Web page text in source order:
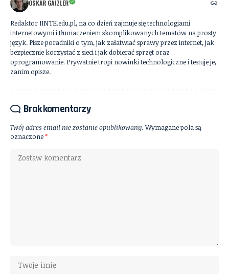
OSKAR GAJZLER
Redaktor IINTE.edu.pl, na co dzień zajmuje się technologiami
internetowymi i tłumaczeniem skomplikowanych tematów na prosty
język. Pisze poradniki o tym, jak załatwiać sprawy przez internet, jak
bezpiecznie korzystać z sieci i jak dobierać sprzęt oraz
oprogramowanie. Prywatnie tropi nowinki technologiczne i testuje je,
zanim opisze.
Brak komentarzy
Twój adres email nie zostanie opublikowany. Wymagane pola są
oznaczone*